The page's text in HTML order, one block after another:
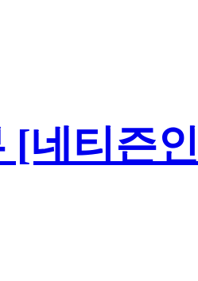
[네티즌